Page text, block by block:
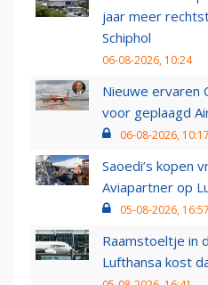
jaar meer
Schiphol
06-08-2026, 10:24
Nieuwe ervaren
voor geplaagd
06-08-2026, 10:17
Saoedi’s kopen
Aviapartner op
05-08-2026, 16:57
Raamstoeltje in
Lufthansa kost